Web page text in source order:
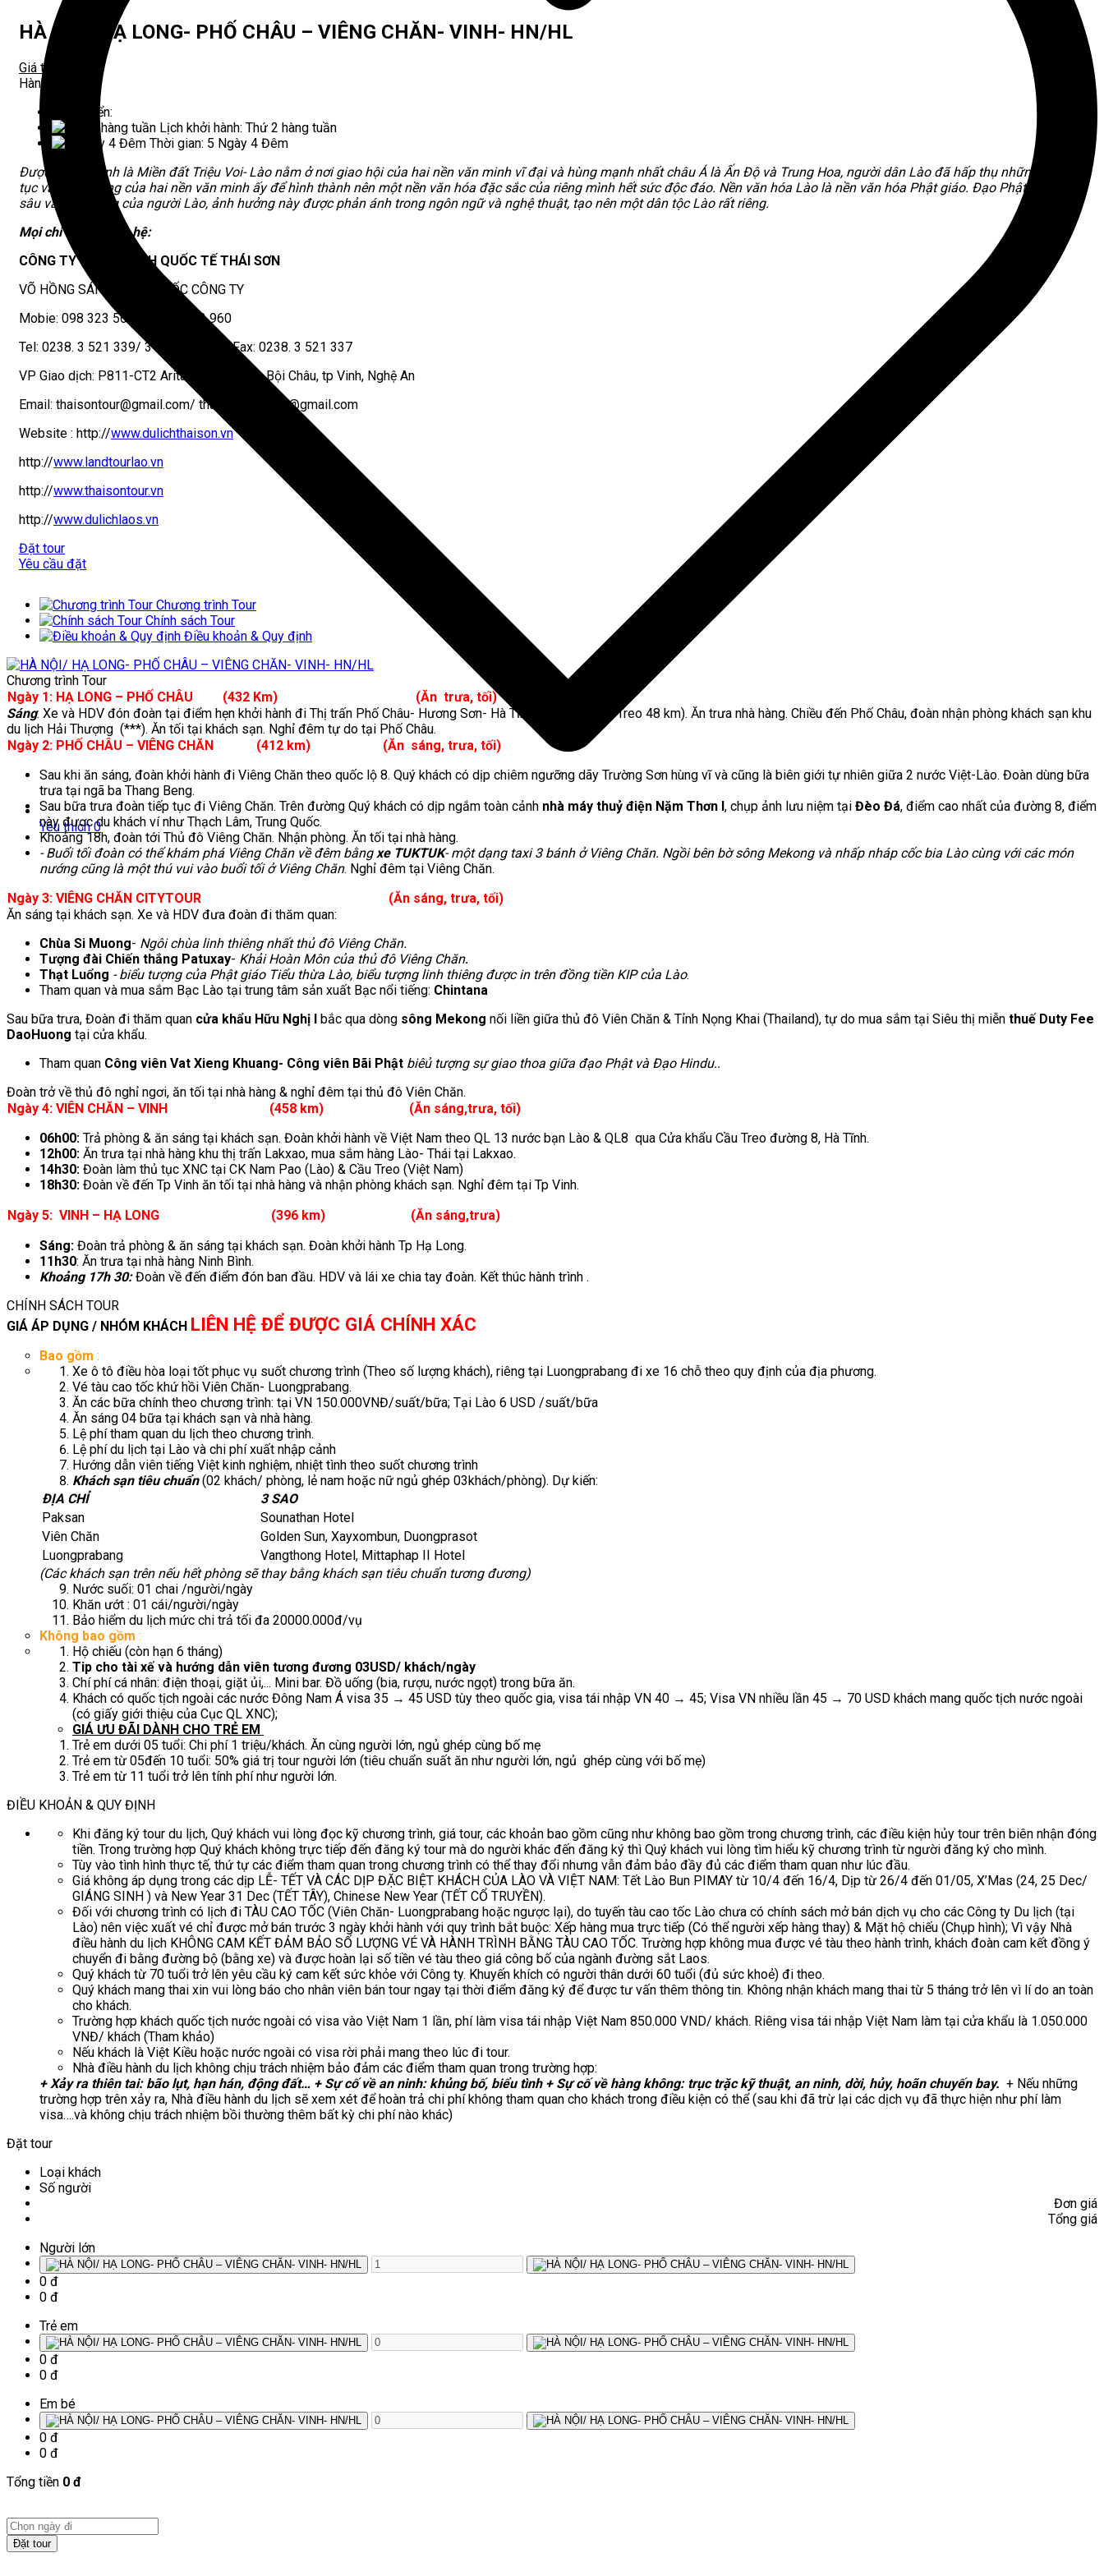
Yêu thích0
HÀ NỘI/ HẠ LONG- PHỐ CHÂU – VIÊNG CHĂN- VINH- HN/HL
Giá tours: đ
Hành trìnhss:
Di chuyển:
Lịch khởi hành: Thứ 2 hàng tuần
Thời gian: 5 Ngày 4 Đêm
Được mệnh danh là Miền đất Triệu Voi- Lào nằm ở nơi giao hội của hai nền văn minh vĩ đại và hùng mạnh nhất châu Á là Ấn Độ và Trung Hoa, người dân Lào đã hấp thụ những phong
tục và tín ngưỡng của hai nền văn minh ấy để hình thành nên một nền văn hóa đặc sắc của riêng mình hết sức độc đáo. Nền văn hóa Lào là nền văn hóa Phật giáo. Đạo Phật đã ăn
sâu vào tư tưởng của người Lào, ảnh hưởng này được phản ánh trong ngôn ngữ và nghệ thuật, tạo nên một dân tộc Lào rất riêng.
Mọi chi tiết xin liên hệ:
CÔNG TY CP LỮ HÀNH QUỐC TẾ THÁI SƠN
VÕ HỒNG SÁNG – GIÁM ĐỐC CÔNG TY
Mobie: 098 323 5601/ 0914 473 960
Tel: 0238. 3 521 339/ 3 521 338 Fax: 0238. 3 521 337
VP Giao dịch: P811-CT2 Arita- Số 35, Phan Bội Châu, tp Vinh, Nghệ An
Email: thaisontour@gmail.com/ thaisontravel.vn@gmail.com
Website : http://www.dulichthaison.vn
http://www.landtourlao.vn
http://www.thaisontour.vn
http://www.dulichlaos.vn
Đặt tour
Yêu cầu đặt
Chương trình Tour
Chính sách Tour
Điều khoản & Quy định
Chương trình Tour
Ngày 1: HẠ LONG – PHỐ CHÂU (432 Km) (Ăn trưa, tối)
Sáng: Xe và HDV đón đoàn tại điểm hẹn khởi hành đi Thị trấn Phố Châu- Hương Sơn- Hà Tĩnh (Cách CK Cầu Treo 48 km). Ăn trưa nhà hàng. Chiều đến Phố Châu, đoàn nhận phòng khách sạn khu
du lịch Hải Thượng (***). Ăn tối tại khách sạn. Nghỉ đêm tự do tại Phố Châu.
Ngày 2: PHỐ CHÂU – VIÊNG CHĂN
(412 km) (Ăn sáng, trưa, tối)
Sau khi ăn sáng, đoàn khởi hành đi Viêng Chăn theo quốc lộ 8. Quý khách có dịp chiêm ngưỡng dãy Trường Sơn hùng vĩ và cũng là biên giới tự nhiên giữa 2 nước Việt-Lào. Đoàn dùng bữa
trưa tại ngã ba Thang Beng.
Sau bữa trưa đoàn tiếp tục đi Viêng Chăn. Trên đường Quý khách có dịp ngắm toàn cảnh nhà máy thuỷ điện Nặm Thơn I, chụp ảnh lưu niệm tại Đèo Đá, điểm cao nhất của đường 8, điểm
này được du khách ví như Thạch Lâm, Trung Quốc.
Khoảng 18h, đoàn tới Thủ đô Viêng Chăn. Nhận phòng. Ăn tối tại nhà hàng.
-Buổi tối đoàn có thể khám phá Viêng Chăn về đêm bằngxe TUKTUK- một dạng taxi 3 bánh ở Viêng Chăn. Ngồi bên bờ sông Mekong và nhấp nháp cốc bia Lào cùng với các món
nướng cũng là một thú vui vào buổi tối ở Viêng Chăn. Nghỉ đêm tại Viêng Chăn.
Ngày 3: VIÊNG CHĂN CITYTOUR
(Ăn sáng, trưa, tối)
Ăn sáng tại khách sạn. Xe và HDV đưa đoàn đi thăm quan:
Chùa Si Muong- Ngôi chùa linh thiêng nhất thủ đô Viêng Chăn.
Tượng đài Chiến thắng Patuxay- Khải Hoàn Môn của thủ đô Viêng Chăn.
Thạt Luổng - biểu tượng của Phật giáo Tiểu thừa Lào, biểu tượng linh thiêng được in trên đồng tiền KIP của Lào.
Tham quan và mua sắm Bạc Lào tại trung tâm sản xuất Bạc nổi tiếng: Chintana
Sau bữa trưa, Đoàn đi thăm quan cửa khẩu Hữu Nghị I bắc qua dòng sông Mekong nối liền giữa thủ đô Viên Chăn & Tỉnh Nọng Khai (Thailand), tự do mua sắm tại Siêu thị miễn thuế Duty Fee
DaoHuong tại cửa khẩu.
Tham quan Công viên Vat Xieng Khuang- Công viên Bãi Phật biêủ tượng sự giao thoa giữa đạo Phật và Đạo Hindu..
Đoàn trở về thủ đô nghỉ ngơi, ăn tối tại nhà hàng & nghỉ đêm tại thủ đô Viên Chăn.
Ngày 4: VIÊN CHĂN – VINH (458 km) (Ăn sáng,trưa, tối)
06h00: Trả phòng & ăn sáng tại khách sạn. Đoàn khởi hành về Việt Nam theo QL 13 nước bạn Lào & QL8 qua Cửa khẩu Cầu Treo đường 8, Hà Tĩnh.
12h00: Ăn trưa tại nhà hàng khu thị trấn Lakxao, mua sắm hàng Lào- Thái tại Lakxao.
14h30: Đoàn làm thủ tục XNC tại CK Nam Pao (Lào) & Cầu Treo (Việt Nam)
18h30: Đoàn về đến Tp Vinh ăn tối tại nhà hàng và nhận phòng khách sạn. Nghỉ đêm tại Tp Vinh.
Ngày 5: VINH – HẠ LONG (396 km) (Ăn sáng,trưa)
Sáng: Đoàn trả phòng & ăn sáng tại khách sạn. Đoàn khởi hành Tp Hạ Long.
11h30: Ăn trưa tại nhà hàng Ninh Bình.
Khoảng 17h 30:Đoàn về đến điểm đón ban đầu. HDV và lái xe chia tay đoàn. Kết thúc hành trình .
CHÍNH SÁCH TOUR
GIÁ ÁP DỤNG / NHÓM KHÁCH LIÊN HỆ ĐỂ ĐƯỢC GIÁ CHÍNH XÁC
Bao gồm :
Xe ô tô điều hòa loại tốt phục vụ suốt chương trình (Theo số lượng khách), riêng tại Luongprabang đi xe 16 chỗ theo quy định của địa phương.
Vé tàu cao tốc khứ hồi Viên Chăn- Luongprabang.
Ăn các bữa chính theo chương trình: tại VN 150.000VNĐ/suất/bữa; Tại Lào 6 USD /suất/bữa
Ăn sáng 04 bữa tại khách sạn và nhà hàng.
Lệ phí tham quan du lịch theo chương trình.
Lệ phí du lịch tại Lào và chi phí xuất nhập cảnh
Hướng dẫn viên tiếng Việt kinh nghiệm, nhiệt tình theo suốt chương trình
Khách sạn tiêu chuẩn(02 khách/ phòng, lẻ nam hoặc nữ ngủ ghép 03khách/phòng). Dự kiến:
ĐỊA CHỈ
3 SAO
Paksan
Sounathan Hotel
Viên Chăn
Golden Sun, Xayxombun, Duongprasot
Luongprabang
Vangthong Hotel, Mittaphap II Hotel
(Các khách sạn trên nếu hết phòng sẽ thay bằng khách sạn tiêu chuẩn tương đương)
Nước suối: 01 chai /người/ngày
Khăn ướt : 01 cái/người/ngày
Bảo hiểm du lịch mức chi trả tối đa 20000.000đ/vụ
Không bao gồm :
Hộ chiếu (còn hạn 6 tháng)
Tip cho tài xế và hướng dẫn viên tương đương 03USD/ khách/ngày
Chí phí cá nhân: điện thoại, giặt ủi,... Mini bar. Đồ uống (bia, rượu, nước ngọt) trong bữa ăn.
Khách có quốc tịch ngoài các nước Đông Nam Á visa 35 → 45 USD tùy theo quốc gia, visa tái nhập VN 40 → 45; Visa VN nhiều lần 45 → 70 USD khách mang quốc tịch nước ngoài
(có giấy giới thiệu của Cục QL XNC);
GIÁ ƯU ĐÃI DÀNH CHO TRẺ EM
Trẻ em dưới 05 tuổi: Chi phí 1 triệu/khách. Ăn cùng người lớn, ngủ ghép cùng bố mẹ
Trẻ em từ 05đến 10 tuổi: 50% giá trị tour người lớn (tiêu chuẩn suất ăn như người lớn, ngủ ghép cùng với bố mẹ)
Trẻ em từ 11 tuổi trở lên tính phí như người lớn.
ĐIỀU KHOẢN & QUY ĐỊNH
Khi đăng ký tour du lịch, Quý khách vui lòng đọc kỹ chương trình, giá tour, các khoản bao gồm cũng như không bao gồm trong chương trình, các điều kiện hủy tour trên biên nhận đóng
tiền. Trong trường hợp Quý khách không trực tiếp đến đăng ký tour mà do người khác đến đăng ký thì Quý khách vui lòng tìm hiểu kỹ chương trình từ người đăng ký cho mình.
Tùy vào tình hình thực tế, thứ tự các điểm tham quan trong chương trình có thể thay đổi nhưng vẫn đảm bảo đầy đủ các điểm tham quan như lúc đầu.
Giá không áp dụng trong các dịp LỄ- TẾT VÀ CÁC DỊP ĐẶC BIỆT KHÁCH CỦA LÀO VÀ VIỆT NAM: Tết Lào Bun PIMAY từ 10/4 đến 16/4, Dịp từ 26/4 đến 01/05, X’Mas (24, 25 Dec/
GIÁNG SINH ) và New Year 31 Dec (TẾT TÂY), Chinese New Year (TẾT CỔ TRUYỀN).
Đối với chương trình có lịch đi TÀU CAO TỐC (Viên Chăn- Luongprabang hoặc ngược lại), do tuyến tàu cao tốc Lào chưa có chính sách mở bán dịch vụ cho các Công ty Du lịch (tại
Lào) nên việc xuất vé chỉ được mở bán trước 3 ngày khởi hành với quy trình bắt buộc: Xếp hàng mua trực tiếp (Có thể người xếp hàng thay) & Mặt hộ chiếu (Chụp hình); Vì vậy Nhà
điều hành du lịch KHÔNG CAM KẾT ĐẢM BẢO SỐ LƯỢNG VÉ VÀ HÀNH TRÌNH BẰNG TÀU CAO TỐC. Trường hợp không mua được vé tàu theo hành trình, khách đoàn cam kết đồng ý
chuyển đi bằng đường bộ (bằng xe) và được hoàn lại số tiền vé tàu theo giá công bố của ngành đường sắt Laos.
Quý khách từ 70 tuổi trở lên yêu cầu ký cam kết sức khỏe với Công ty. Khuyến khích có người thân dưới 60 tuổi (đủ sức khoẻ) đi theo.
Quý khách mang thai xin vui lòng báo cho nhân viên bán tour ngay tại thời điểm đăng ký để được tư vấn thêm thông tin. Không nhận khách mang thai từ 5 tháng trở lên vì lí do an toàn
cho khách.
Trường hợp khách quốc tịch nước ngoài có visa vào Việt Nam 1 lần, phí làm visa tái nhập Việt Nam 850.000 VND/ khách. Riêng visa tái nhập Việt Nam làm tại cửa khẩu là 1.050.000
VNĐ/ khách (Tham khảo)
Nếu khách là Việt Kiều hoặc nước ngoài có visa rời phải mang theo lúc đi tour.
Nhà điều hành du lịch không chịu trách nhiệm bảo đảm các điểm tham quan trong trường hợp:
+ Xảy ra thiên tai: bão lụt, hạn hán, động đất… + Sự cố về an ninh: khủng bố, biểu tình + Sự cố về hàng không: trục trặc kỹ thuật, an ninh, dời, hủy, hoãn chuyến bay. + Nếu những
trường hợp trên xảy ra, Nhà điều hành du lịch sẽ xem xét để hoàn trả chi phí không tham quan cho khách trong điều kiện có thể (sau khi đã trừ lại các dịch vụ đã thực hiện như phí làm
visa….và không chịu trách nhiệm bồi thường thêm bất kỳ chi phí nào khác)
Đặt tour
Loại khách
Số người
Đơn giá
Tổng giá
Người lớn
0 đ
0 đ
Trẻ em
0 đ
0 đ
Em bé
0 đ
0 đ
Tổng tiền 0 đ
Đặt tour